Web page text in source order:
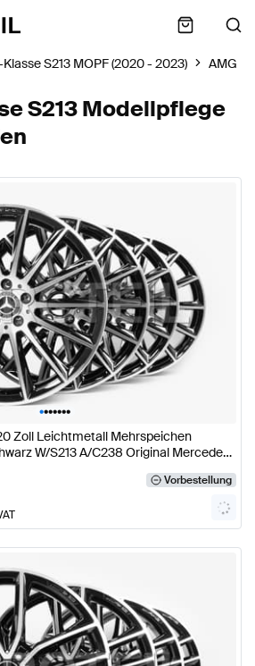
Klasse S213 MOPF (2020 - 2023) AMG
S213 Modellpflege
•••••••
Zoll Leichtmetall Mehrspeichen
W/S213 A/C238 Original Mercedes
Vorbestellung